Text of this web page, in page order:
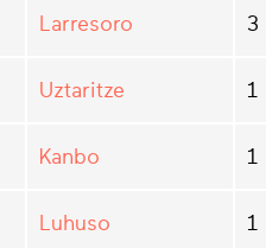
Larresoro 3
Uztaritze 1
Kanbo 1
Luhuso 1